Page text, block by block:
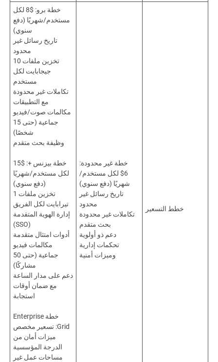
خطط التسعير
خطة غير محدودة:
$6 لكل مستخدم/
شهريًا (دفع سنوي)
تاريخ رسائل غير
محدود
تكاملات غير محدودة
بحث متقدم
دعم ذو أولوية
تحكمات إدارية
وميزات أمنية
خطة برو: $8 لكل
مستخدم/شهريًا (دفع
سنوي)
تاريخ رسائل غير
محدود
تخزين ملفات 10
جيجابايت لكل
مستخدم
تكاملات غير محدودة
مع التطبيقات
مكالمات صوت/فيديو
جماعية (حتى 15
شخصًا)
وظيفة بحث متقدم
خطة بيزنس +: $15
لكل مستخدم/شهريًا
(دفع سنوي)
تخزين ملفات 1
تيرابايت لكل الفريق
إدارة الهوية المتقدمة
(SSO)
أدوات امتثال متقدمة
مكالمات فيديو
جماعية (حتى 50
مشاركًا)
دعم على مدار الساعة
مع ضمان أوقات
استجابة
خطة Enterprise
Grid: تسعير مخصص
ميزات أمان من
الدرجة المؤسسية
مساحات عمل غير